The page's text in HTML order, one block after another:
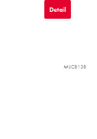
Detail
MIJC8138